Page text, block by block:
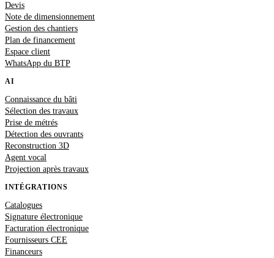
Devis
Note de dimensionnement
Gestion des chantiers
Plan de financement
Espace client
WhatsApp du BTP
AI
Connaissance du bâti
Sélection des travaux
Prise de métrés
Détection des ouvrants
Reconstruction 3D
Agent vocal
Projection après travaux
INTÉGRATIONS
Catalogues
Signature électronique
Facturation électronique
Fournisseurs CEE
Financeurs